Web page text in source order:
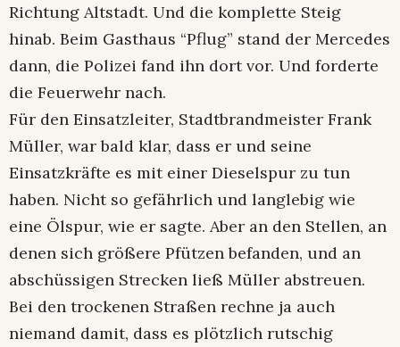
Richtung Altstadt. Und die komplette Steig
hinab. Beim Gasthaus “Pflug” stand der Mercedes
dann, die Polizei fand ihn dort vor. Und forderte
die Feuerwehr nach.
Für den Einsatzleiter, Stadtbrandmeister Frank
Müller, war bald klar, dass er und seine
Einsatzkräfte es mit einer Dieselspur zu tun
haben. Nicht so gefährlich und langlebig wie
eine Ölspur, wie er sagte. Aber an den Stellen, an
denen sich größere Pfützen befanden, und an
abschüssigen Strecken ließ Müller abstreuen.
Bei den trockenen Straßen rechne ja auch
niemand damit, dass es plötzlich rutschig